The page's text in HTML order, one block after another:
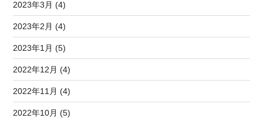
2023年3月 (4)
2023年2月 (4)
2023年1月 (5)
2022年12月 (4)
2022年11月 (4)
2022年10月 (5)